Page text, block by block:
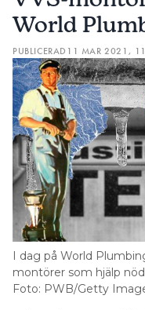
World
PUBLICERAD 11 MAR 2021,
I dag på World
montörer som hjälp
Foto: PWB/Getty